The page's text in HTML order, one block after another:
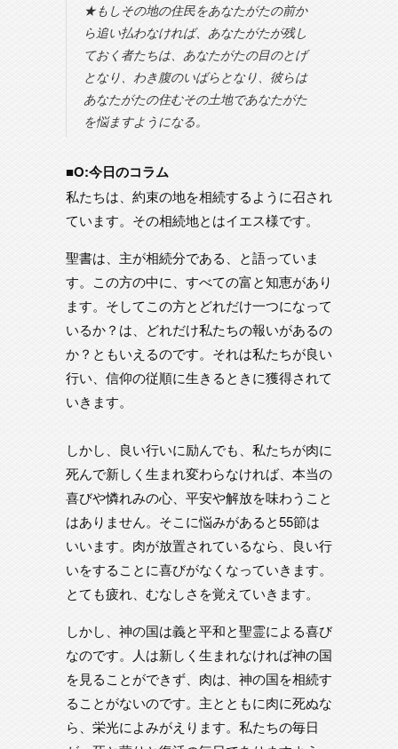
★もしその地の住民をあなたがたの前か
ら追い払わなければ、あなたがたが残し
ておく者たちは、あなたがたの目のとげ
となり、わき腹のいばらとなり、彼らは
あなたがたの住むその土地であなたがた
を悩ますようになる。
■O:今日のコラム
私たちは、約束の地を相続するように召され
ています。その相続地とはイエス様です。
聖書は、主が相続分である、と語っていま
す。この方の中に、すべての富と知恵があり
ます。そしてこの方とどれだけ一つになって
いるか？は、どれだけ私たちの報いがあるの
か？ともいえるのです。それは私たちが良い
行い、信仰の従順に生きるときに獲得されて
いきます。
しかし、良い行いに励んでも、私たちが肉に
死んで新しく生まれ変わらなければ、本当の
喜びや憐れみの心、平安や解放を味わうこと
はありません。そこに悩みがあると55節は
いいます。肉が放置されているなら、良い行
いをすることに喜びがなくなっていきます。
とても疲れ、むなしさを覚えていきます。
しかし、神の国は義と平和と聖霊による喜び
なのです。人は新しく生まれなければ神の国
を見ることができず、肉は、神の国を相続す
ることがないのです。主とともに肉に死ぬな
ら、栄光によみがえります。私たちの毎日